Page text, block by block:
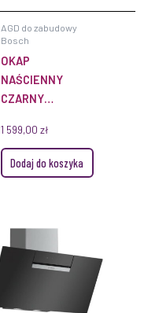
AGD do zabudowy
Bosch
OKAP
NAŚCIENNY
CZARNY
BOSCH SERIE 2
1 599,00 zł
Dodaj do koszyka